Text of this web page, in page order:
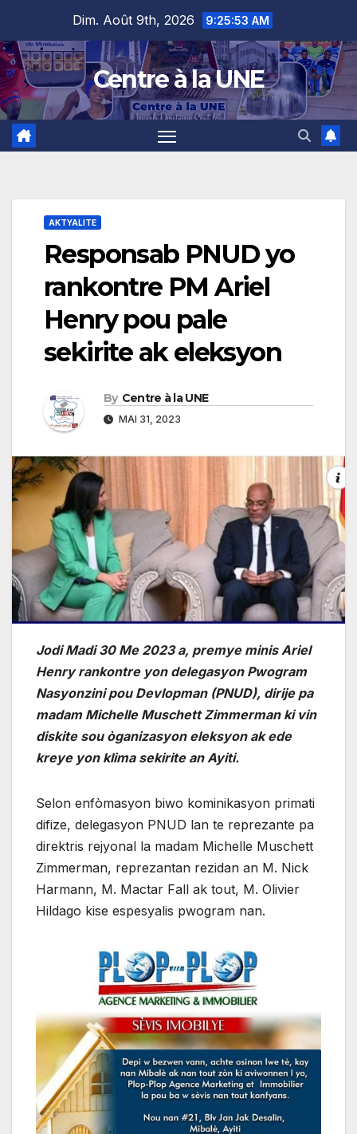
content
Dim. Août 9th, 2026 9:25:54 AM
Centre à la UNE
AKTYALITE
Responsab PNUD yo
rankontre PM Ariel
Henry pou pale
sekirite ak eleksyon
By Centre à la UNE
MAI 31, 2023
Jodi Madi 30 Me 2023 a, premye minis Ariel
Henry rankontre yon delegasyon Pwogram
Nasyonzini pou Devlopman (PNUD), dirije pa
madam Michelle Muschett Zimmerman ki vin
diskite sou òganizasyon eleksyon ak ede
kreye yon klima sekirite an Ayiti.
Selon enfòmasyon biwo kominikasyon primati
difize, delegasyon PNUD lan te reprezante pa
direktris rejyonal la madam Michelle Muschett
Zimmerman, reprezantan rezidan an M. Nick
Harmann, M. Mactar Fall ak tout, M. Olivier
Hildago kise espesyalis pwogram nan.